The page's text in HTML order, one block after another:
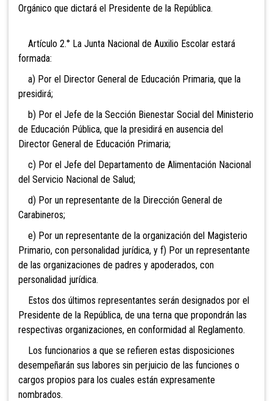
Orgánico que dictará el Presidente de la República.
Artículo 2.° La Junta Nacional de Auxilio Escolar estará
formada:
a) Por el Director General de Educación Primaria, que la
presidirá;
b) Por el Jefe de la Sección Bienestar Social del Ministerio
de Educación Pública, que la presidirá en ausencia del
Director General de Educación Primaria;
c) Por el Jefe del Departamento de Alimentación Nacional
del Servicio Nacional de Salud;
d) Por un representante de la Dirección General de
Carabineros;
e) Por un representante de la organización del Magisterio
Primario, con personalidad jurídica, y f) Por un representante
de las organizaciones de padres y apoderados, con
personalidad jurídica.
Estos dos últimos representantes serán designados por el
Presidente de la República, de una terna que propondrán las
respectivas organizaciones, en conformidad al Reglamento.
Los funcionarios a que se refieren estas disposiciones
desempeñarán sus labores sin perjuicio de las funciones o
cargos propios para los cuales están expresamente
nombrados.